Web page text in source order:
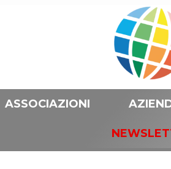
ASSOCIAZIONI